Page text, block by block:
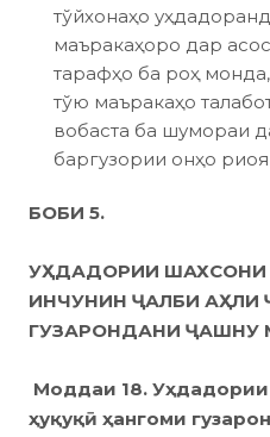
тўйхонаҳо
маъракаҳоро дар
тарафҳо ба роҳ
тўю маъракаҳо
вобаста ба шумораи
баргузории онҳо
БОБИ 5.
УҲДАДОРИИ ШАХСОНИ
ИНЧУНИН ҶАЛБИ АҲЛИ
ГУЗАРОНДАНИ ҶАШНУ
Моддаи 18.
ҳуқуқӣ ҳангоми